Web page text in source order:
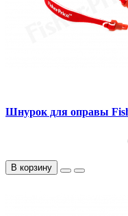
Шнурок для оправы
В корзину